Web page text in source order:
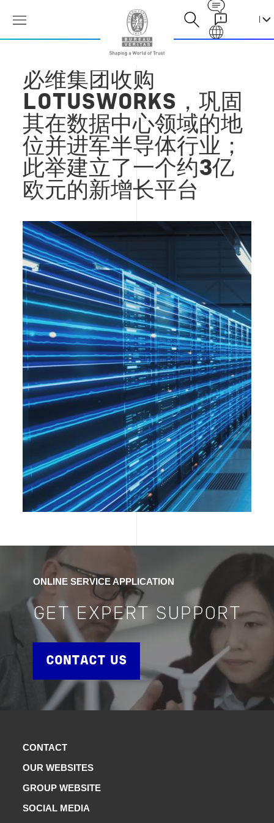
必维集团收购
LOTUSWORKS，巩固
其在数据中心领域的地
位并进军半导体行业；
此举建立了一个约3亿
欧元的新增长平台
ONLINE SERVICE APPLICATION
GET EXPERT SUPPORT
CONTACT US
CONTACT
OUR WEBSITES
GROUP WEBSITE
SOCIAL MEDIA